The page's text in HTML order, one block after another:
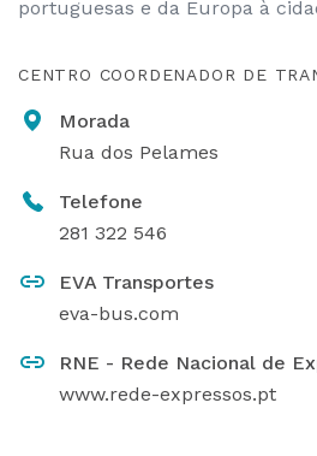
portuguesas e da Europa à
CENTRO COORDENADOR DE
Morada
Rua dos Pelames
Telefone
281 322 546
EVA Transportes
eva-bus.com
RNE - Rede Nacional de
www.rede-expressos.pt